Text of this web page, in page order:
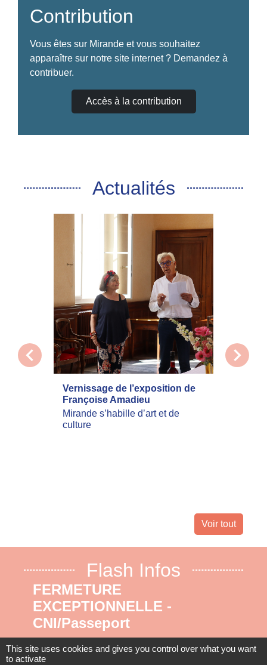
Contribution
Vous êtes sur Mirande et vous souhaitez
apparaître sur notre site internet ? Demandez à
contribuer.
Accès à la contribution
Actualités
Vernissage de l’exposition de
Françoise Amadieu
Mirande s’habille d’art et de
culture
chevron_left chevron_right
Voir tout
Flash Infos
FERMETURE
EXCEPTIONNELLE -
CNI/Passeport
Du 17 au 31 août 2026 inclus. Nous
This site uses cookies and gives you control over what you want
to activate